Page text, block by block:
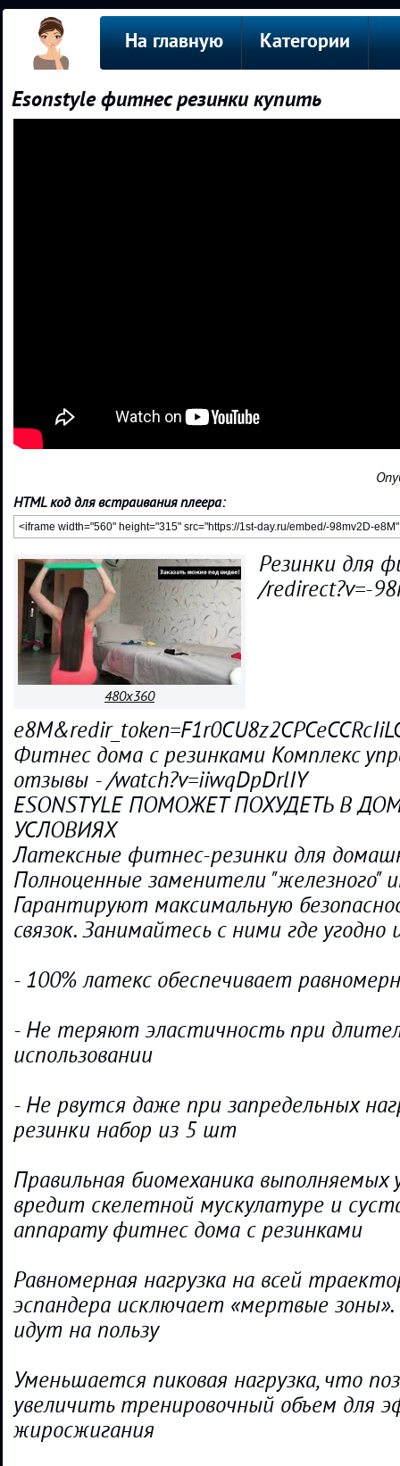
На главную Категории
Esonstyle фитнес резинки купить
HTML код для встраивания плеера:
480x360
Резинки для
/redirect?v=-
Фитнес дома с резинками Комплекс
отзывы - /watch?v=iiwqDpDrlIY
ESONSTYLE ПОМОЖЕТ ПОХУДЕТЬ В
УСЛОВИЯХ
Латексные фитнес-резинки для
Полноценные заменители "железного"
Гарантируют максимальную
связок. Занимайтесь с ними где угодно
- 100% латекс обеспечивает
- Не теряют эластичность при
использовании
- Не рвутся даже при запредельных
резинки набор из 5 шт
Правильная биомеханика выполняемых
вредит скелетной мускулатуре и
аппарату фитнес дома с резинками
Равномерная нагрузка на всей
эспандера исключает «мертвые
идут на пользу
Уменьшается пиковая нагрузка, что
увеличить тренировочный объем для
жиросжигания